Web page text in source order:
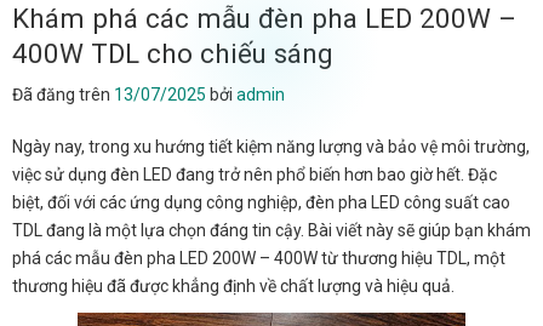
Khám phá các mẫu đèn pha LED 200W –
400W TDL cho chiếu sáng
Đã đăng trên 13/07/2025 bởi admin
Ngày nay, trong xu hướng tiết kiệm năng lượng và bảo vệ môi trường,
việc sử dụng đèn LED đang trở nên phổ biến hơn bao giờ hết. Đặc
biệt, đối với các ứng dụng công nghiệp, đèn pha LED công suất cao
TDL đang là một lựa chọn đáng tin cậy. Bài viết này sẽ giúp bạn khám
phá các mẫu đèn pha LED 200W – 400W từ thương hiệu TDL, một
thương hiệu đã được khẳng định về chất lượng và hiệu quả.